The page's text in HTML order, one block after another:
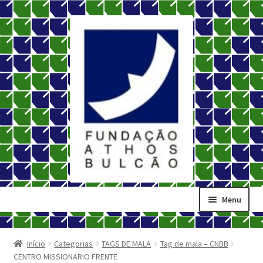
Pular
para
navegação
Pular
para
o
conteúdo
Menu
Início
Carrinho
Contato
Início Categorias TAGS DE MALA
Tag de mala – CNBB
CENTRO MISSIONARIO FRENTE